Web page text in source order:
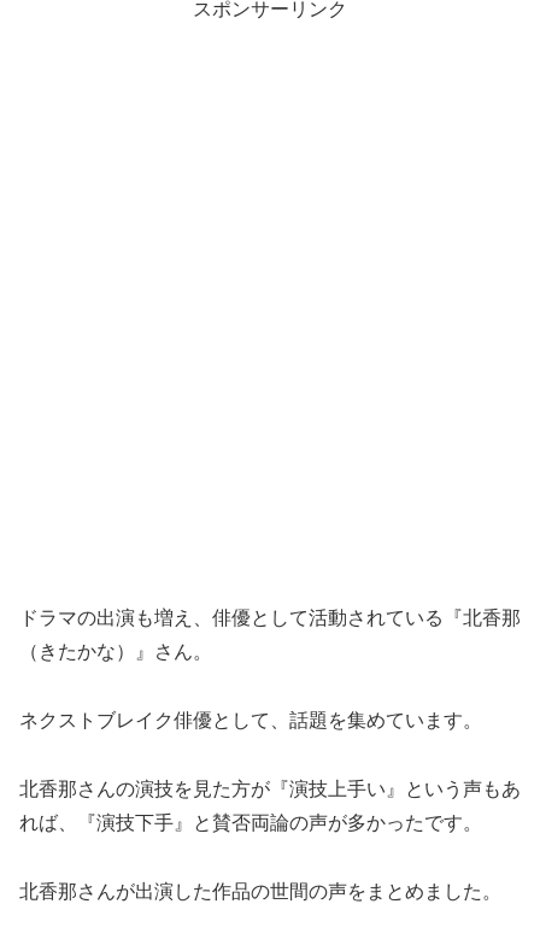
スポンサーリンク
ドラマの出演も増え、俳優として活動されている『北香那
（きたかな）』さん。
ネクストブレイク俳優として、話題を集めています。
北香那さんの演技を見た方が『演技上手い』という声もあ
れば、『演技下手』と賛否両論の声が多かったです。
北香那さんが出演した作品の世間の声をまとめました。